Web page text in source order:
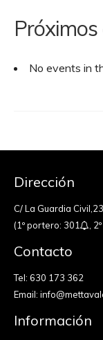
No events in
Dirección
C/ La Guardia
(1º portero: 301
,
Contacto
Tel: 630 173 362
Email:
Información